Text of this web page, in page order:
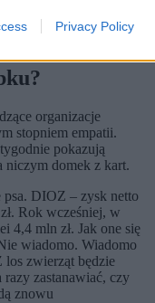
Privacy Policy
na naiwności i
organizacje
stopniem empatii.
pokazują
niczym domek z kart.
psa. DIOZ – zysk netto
Rok wcześniej, w
4,4 mln zł. Jak one się
wiadomo. Wiadomo
zwierząt będzie
zastanawiać, czy
znowu